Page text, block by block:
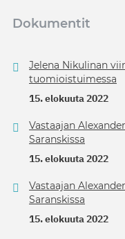
Dokumentit
Jelena Nikulinan
tuomioistuimessa
15. elokuuta 2022
Vastaajan
Saranskissa
15. elokuuta 2022
Vastaajan
Saranskissa
15. elokuuta 2022